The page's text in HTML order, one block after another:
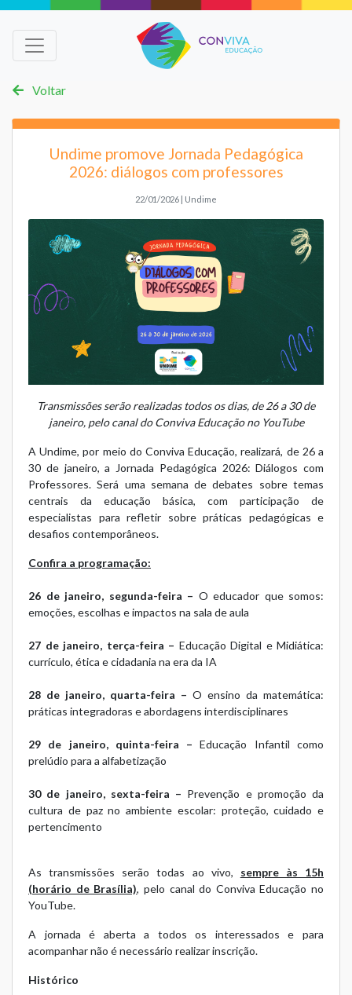
Voltar
Undime promove Jornada Pedagógica
2026: diálogos com professores
22/01/2026 | Undime
Transmissões serão realizadas todos os dias, de 26 a 30 de
janeiro, pelo canal do Conviva Educação no YouTube
A Undime, por meio do Conviva Educação, realizará, de 26 a
30 de janeiro, a Jornada Pedagógica 2026: Diálogos com
Professores. Será uma semana de debates sobre temas
centrais da educação básica, com participação de
especialistas para refletir sobre práticas pedagógicas e
desafios contemporâneos.
Confira a programação:
26 de janeiro, segunda-feira – O educador que somos:
emoções, escolhas e impactos na sala de aula
27 de janeiro, terça-feira – Educação Digital e Midiática:
currículo, ética e cidadania na era da IA
28 de janeiro, quarta-feira – O ensino da matemática:
práticas integradoras e abordagens interdisciplinares
29 de janeiro, quinta-feira – Educação Infantil como
prelúdio para a alfabetização
30 de janeiro, sexta-feira – Prevenção e promoção da
cultura de paz no ambiente escolar: proteção, cuidado e
pertencimento
As transmissões serão todas ao vivo, sempre às 15h
(horário de Brasília), pelo canal do Conviva Educação no
YouTube.
A jornada é aberta a todos os interessados e para
acompanhar não é necessário realizar inscrição.
Histórico